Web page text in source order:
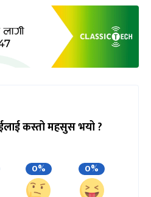
कस्तो महसुस भयो ?
0% 0%